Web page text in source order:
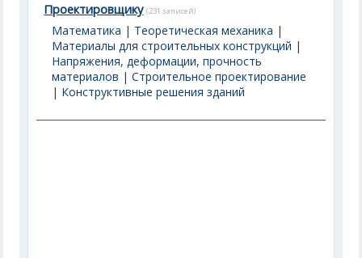
Проектировщику (231 записей)
Математика | Теоретическая механика |
Материалы для строительных конструкций |
Напряжения, деформации, прочность
материалов |Строительное проектирование
| Конструктивные решения зданий